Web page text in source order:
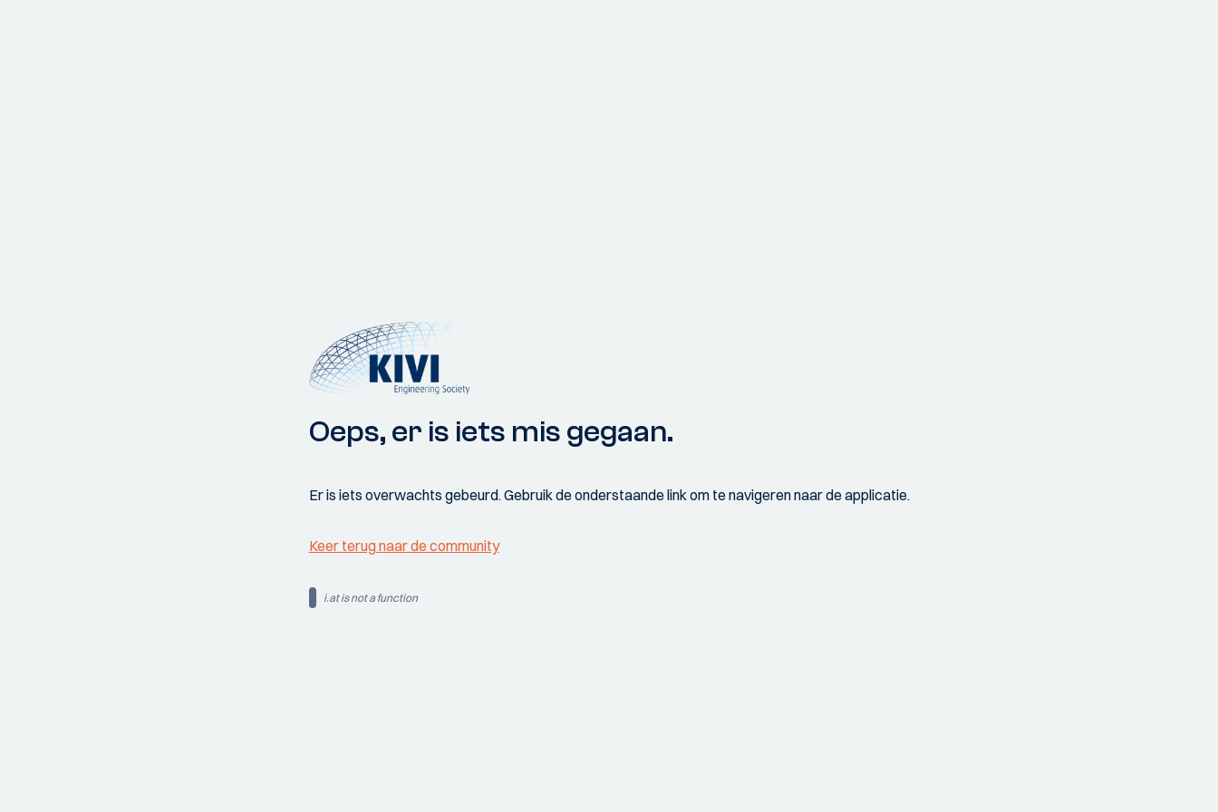
Oeps, er is iets mis gegaan.
Er is iets overwachts gebeurd. Gebruik de onderstaande link om te navigeren naar de applicatie.
Keer terug naar de community
i.at is not a function